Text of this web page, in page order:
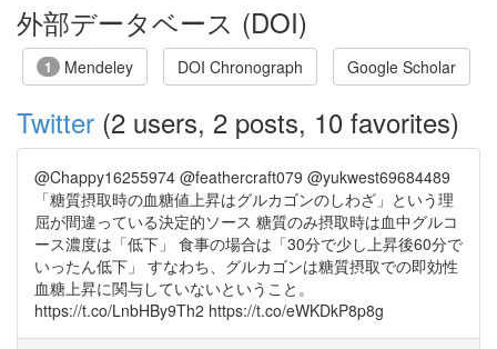
外部データベース (DOI)
1 Mendeley DOI Chronograph Google Scholar
Twitter (2 users, 2 posts, 10 favorites)
@Chappy16255974 @feathercraft079 @yukwest69684489
「糖質摂取時の血糖値上昇はグルカゴンのしわざ」という理
屈が間違っている決定的ソース 糖質のみ摂取時は血中グルコ
ース濃度は「低下」 食事の場合は「30分で少し上昇後60分で
いったん低下」 すなわち、グルカゴンは糖質摂取での即効性
血糖上昇に関与していないということ。
https://t.co/LnbHBy9Th2 https://t.co/eWKDkP8p8g